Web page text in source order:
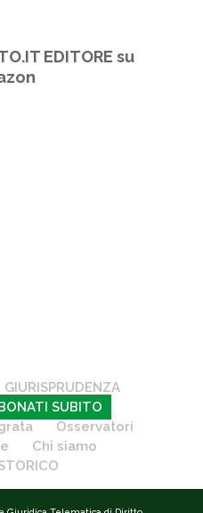
EDITORE su
GIURISPRUDENZA
SUBITO
Osservatori
Chi siamo